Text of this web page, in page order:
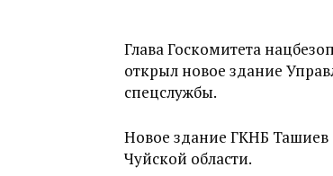
Глава Госкомитета
открыл новое здание
спецслужбы.
Новое здание ГКНБ
Чуйской области.